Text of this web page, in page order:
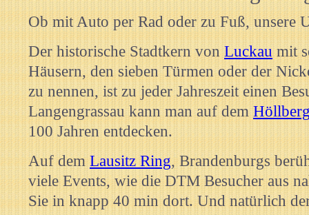
Ob mit Auto per Rad oder zu Fuß, unsere
Der historische Stadtkern vonLuckau mit
Häusern, den sieben Türmen oder der
zu nennen, ist zu jeder Jahreszeit einen
Langengrassau kann man auf dem
100 Jahren entdecken.
Auf demLausitz Ring, Brandenburgs
viele Events, wie die DTM Besucher aus
Sie in knapp 40 min dort. Und natürlich